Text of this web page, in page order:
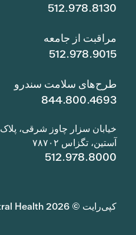
512.978.8130
مراقبت از جامعه
512.978.9015
طرح‌های سلامت سندرو
844.800.4693
خیابان سزار چاوز شرقی، پلاک ۱۱۱۱
آستین، تگزاس ۷۸۷۰۲
512.978.8000
کپی‌رایت © 2026 Central Health. تمامی حقوق محفوظ است.